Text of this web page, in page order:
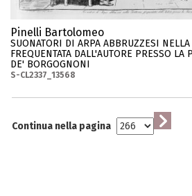
Pinelli Bartolomeo
SUONATORI DI ARPA ABBRUZZESI NELLA
FREQUENTATA DALL'AUTORE PRESSO
DE' BORGOGNONI
S-CL2337_13568
Continua nella pagina